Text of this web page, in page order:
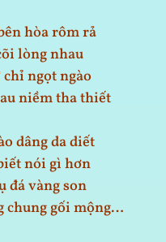
hòa rôm rả
lòng nhau
chỉ ngọt ngào
niềm tha thiết
dâng da diết
nói gì hơn
đá vàng son
chung gối mộng…